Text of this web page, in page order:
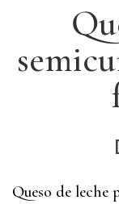
Queso de leche